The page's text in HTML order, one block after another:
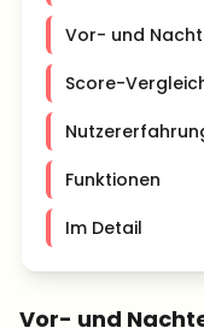
Vor- und
Score-
Funktionen
Im Detail
Vor- und